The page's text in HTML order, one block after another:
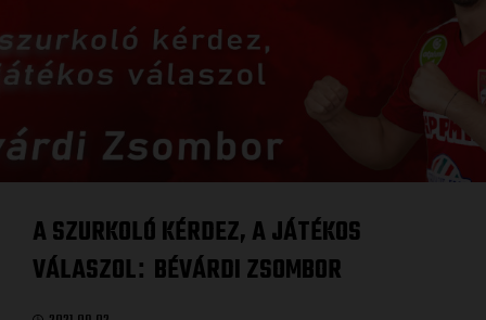
A SZURKOLÓ KÉRDEZ, A JÁTÉKOS
VÁLASZOL: BÉVÁRDI ZSOMBOR